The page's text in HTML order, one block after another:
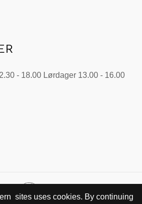
- 18.00 Lørdager 13.00 - 16.00
sites uses cookies. By continuing